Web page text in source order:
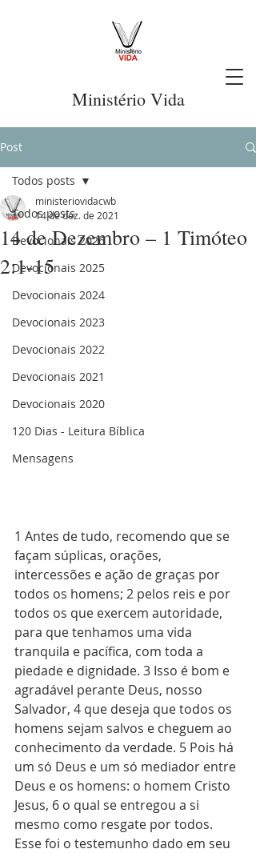
Ministério Vida
Post
Todos posts
Devocionais 2026
Devocionais 2025
Devocionais 2024
Devocionais 2023
Devocionais 2022
Devocionais 2021
Devocionais 2020
120 Dias - Leitura Bíblica
Mensagens
Todos posts
14 de Dezembro – 1 Timóteo
2:1-15
ministeriovidacwb
14 de dez. de 2021
1 Antes de tudo, recomendo que se
façam súplicas, orações,
intercessões e ação de graças por
todos os homens; 2 pelos reis e por
todos os que exercem autoridade,
para que tenhamos uma vida
tranquila e pacífica, com toda a
piedade e dignidade. 3 Isso é bom e
agradável perante Deus, nosso
Salvador, 4 que deseja que todos os
homens sejam salvos e cheguem ao
conhecimento da verdade. 5 Pois há
um só Deus e um só mediador entre
Deus e os homens: o homem Cristo
Jesus, 6 o qual se entregou a si
mesmo como resgate por todos.
Esse foi o testemunho dado em seu